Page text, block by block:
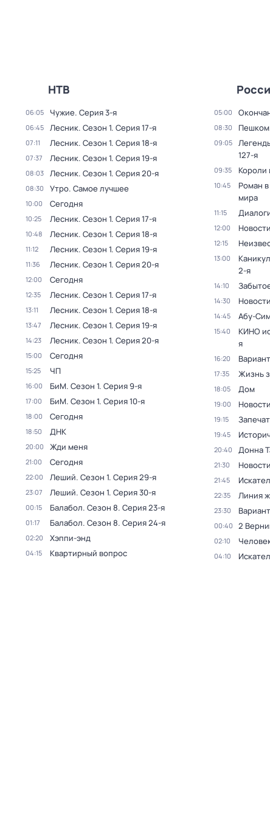
НТВ
06:05 Чужие. Серия 3-я
06:45 Лесник. Сезон 1. Серия 17-я
07:11 Лесник. Сезон 1. Серия 18-я
07:37 Лесник. Сезон 1. Серия 19-я
08:03 Лесник. Сезон 1. Серия 20-я
08:30 Утро. Самое лучшее
10:00 Сегодня
10:25 Лесник. Сезон 1. Серия 17-я
10:48 Лесник. Сезон 1. Серия 18-я
11:12 Лесник. Сезон 1. Серия 19-я
11:36 Лесник. Сезон 1. Серия 20-я
12:00 Сегодня
12:35 Лесник. Сезон 1. Серия 17-я
13:11 Лесник. Сезон 1. Серия 18-я
13:47 Лесник. Сезон 1. Серия 19-я
14:23 Лесник. Сезон 1. Серия 20-я
15:00 Сегодня
15:25 ЧП
16:00 БиМ. Сезон 1. Серия 9-я
17:00 БиМ. Сезон 1. Серия 10-я
18:00 Сегодня
18:50 ДНК
20:00 Жди меня
21:00 Сегодня
22:00 Леший. Сезон 1. Серия 29-я
23:07 Леший. Сезон 1. Серия 30-я
00:15 Балабол. Сезон 8. Серия 23-я
01:17 Балабол. Сезон 8. Серия 24-я
02:20 Хэппи-энд
04:15 Квартирный вопрос
05:00
08:30
09:05
127-я
09:35 Короли
10:45
Роман
мира
11:15
12:00
12:15
13:00
2-я
14:10
14:30
14:45 Абу-
15:40 КИНО
я
16:20
17:35 Жизнь
18:05 Дом
19:00
19:15
19:45
20:40 Донна
21:30
21:45
22:35 Линия
23:30
00:40 2
02:10
04:10